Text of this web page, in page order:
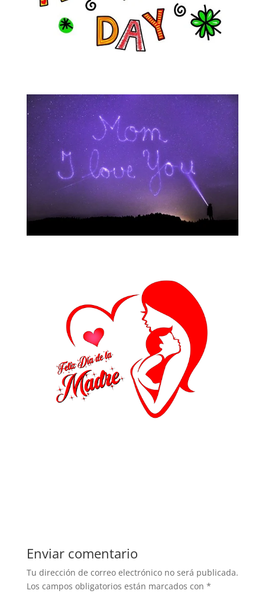
Enviar comentario
Tu dirección de correo electrónico no será publicada.
Los campos obligatorios están marcados con *